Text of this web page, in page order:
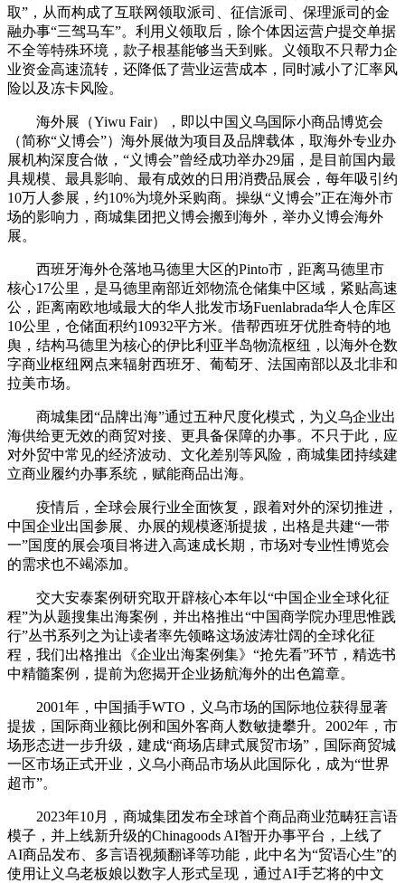
取”，从而构成了互联网领取派司、征信派司、保理派司的金
融办事“三驾马车”。利用义领取后，除个体因运营户提交单据
不全等特殊环境，款子根基能够当天到账。义领取不只帮力企
业资金高速流转，还降低了营业运营成本，同时减小了汇率风
险以及冻卡风险。
海外展（Yiwu Fair），即以中国义乌国际小商品博览会
（简称“义博会”）海外展做为项目及品牌载体，取海外专业办
展机构深度合做，“义博会”曾经成功举办29届，是目前国内最
具规模、最具影响、最有成效的日用消费品展会，每年吸引约
10万人参展，约10%为境外采购商。操纵“义博会”正在海外市
场的影响力，商城集团把义博会搬到海外，举办义博会海外
展。
西班牙海外仓落地马德里大区的Pinto市，距离马德里市
核心17公里，是马德里南部近郊物流仓储集中区域，紧贴高速
公，距离南欧地域最大的华人批发市场Fuenlabrada华人仓库区
10公里，仓储面积约10932平方米。借帮西班牙优胜奇特的地
舆，结构马德里为核心的伊比利亚半岛物流枢纽，以海外仓数
字商业枢纽网点来辐射西班牙、葡萄牙、法国南部以及北非和
拉美市场。
商城集团“品牌出海”通过五种尺度化模式，为义乌企业出
海供给更无效的商贸对接、更具备保障的办事。不只于此，应
对外贸中常见的经济波动、文化差别等风险，商城集团持续建
立商业履约办事系统，赋能商品出海。
疫情后，全球会展行业全面恢复，跟着对外的深切推进，
中国企业出国参展、办展的规模逐渐提拔，出格是共建“一带
一”国度的展会项目将进入高速成长期，市场对专业性博览会
的需求也不竭添加。
交大安泰案例研究取开辟核心本年以“中国企业全球化征
程”为从题搜集出海案例，并出格推出“中国商学院办理思惟践
行”丛书系列之为让读者率先领略这场波涛壮阔的全球化征
程，我们出格推出《企业出海案例集》“抢先看”环节，精选书
中精髓案例，提前为您揭开企业扬航海外的出色篇章。
2001年，中国插手WTO，义乌市场的国际地位获得显著
提拔，国际商业额比例和国外客商人数敏捷攀升。2002年，市
场形态进一步升级，建成“商场店肆式展贸市场”，国际商贸城
一区市场正式开业，义乌小商品市场从此国际化，成为“世界
超市”。
2023年10月，商城集团发布全球首个商品商业范畴狂言语
模子，并上线新升级的Chinagoods AI智开办事平台，上线了
AI商品发布、多言语视频翻译等功能，此中名为“贸语心生”的
使用让义乌老板娘以数字人形式呈现，通过AI手艺将的中文